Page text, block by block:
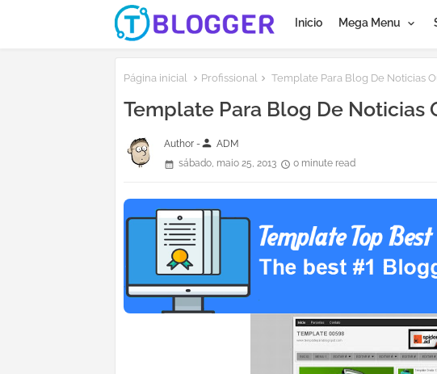
Inicio Mega Menu
Página inicial Profissional Template Para Blog De Noticias
Template Para Blog De Noticias
Author -person ADM
sábado, maio 25, 2013
0 minute read